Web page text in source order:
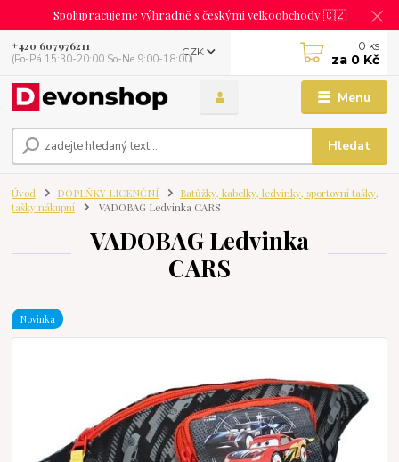
Spolupracujeme výhradně s českými velkoobchody 🇨🇿
Menu
CZK
Hledat
+420 607976211
(Po-Pá 15:30-20:00 So-Ne 9:00-18:00)
0 ks
za 0 Kč
Úvod DOPLŇKY LICENČNÍ
Batůžky, kabelky, ledvinky, sportovní tašky,
tašky nákupní
VADOBAG Ledvinka CARS
VADOBAG Ledvinka
CARS
Novinka